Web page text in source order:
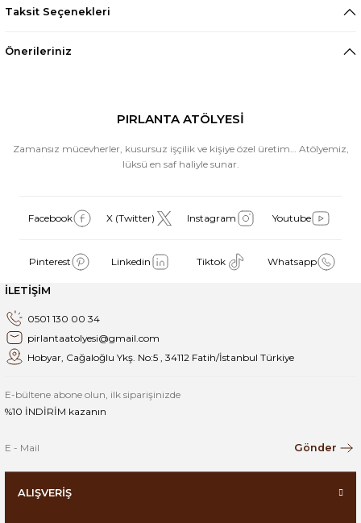
Taksit Seçenekleri
Önerileriniz
PIRLANTA ATÖLYESİ
Zamansız mücevherler, kusursuz işçilik ve kişiye özel üretim… Atölyemiz,
lüksü en saf haliyle sunar.
Facebook X (Twitter) Instagram Youtube
Pinterest Linkedin Tiktok Whatsapp
İLETİŞİM
0501 130 00 34
pirlantaatolyesi@gmail.com
Hobyar, Cağaloğlu Ykş. No:5 , 34112 Fatih/İstanbul Türkiye
E-bültene abone olun, ilk siparişinizde
%10 İNDİRİM kazanın
Gönder
ALIŞVERİŞ